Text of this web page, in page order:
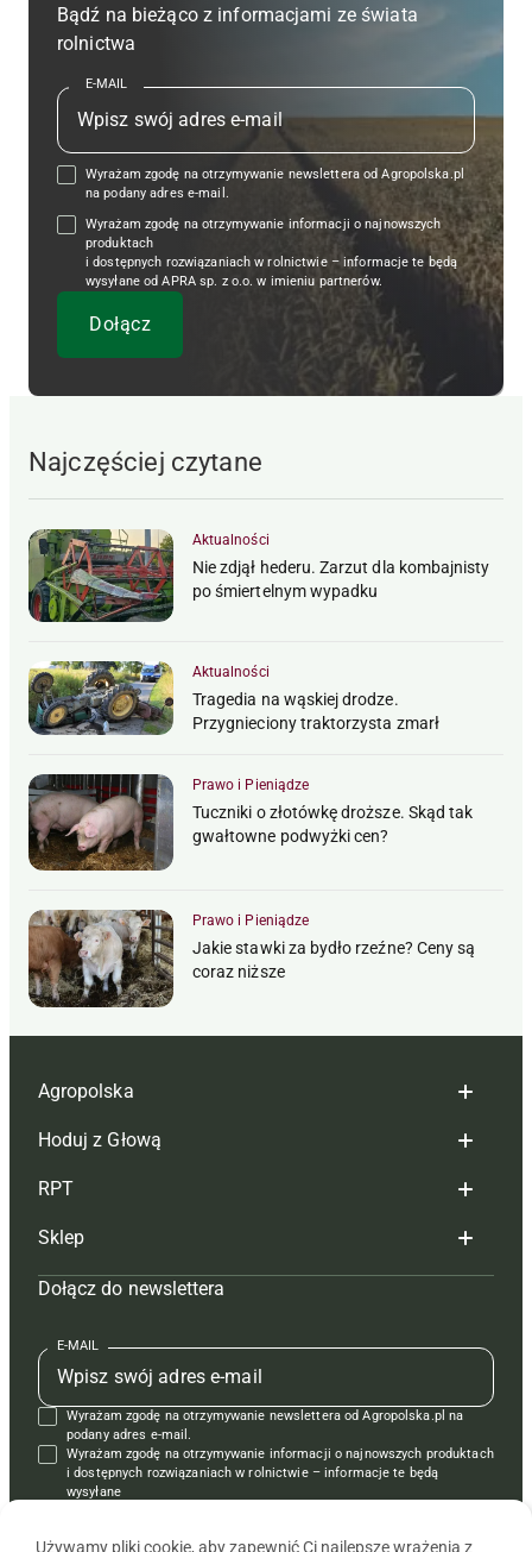
Bądź na bieżąco z informacjami ze świata
rolnictwa
E-MAIL
Wyrażam zgodę na otrzymywanie newslettera od Agropolska.pl
na podany adres e-mail.
Wyrażam zgodę na otrzymywanie informacji o najnowszych
produktach
i dostępnych rozwiązaniach w rolnictwie – informacje te będą
wysyłane od APRA sp. z o.o. w imieniu partnerów.
Najczęściej czytane
Aktualności
Nie zdjął hederu. Zarzut dla kombajnisty
po śmiertelnym wypadku
Aktualności
Tragedia na wąskiej drodze.
Przygnieciony traktorzysta zmarł
Prawo i Pieniądze
Tuczniki o złotówkę droższe. Skąd tak
gwałtowne podwyżki cen?
Prawo i Pieniądze
Jakie stawki za bydło rzeźne? Ceny są
coraz niższe
Agropolska
Redakcja
Reklama
Tagi
Mapa serwisu
Kontakt
Regulamin
Polityka prywatności
Hoduj z Głową
Hoduj z głową bydło
Hoduj z głową świnie
Prenumerata
Redakcja
Kontakt
Reklama
RPT
Redakcja
Prenumerata
Reklama
Kontakt
Krzyżówki
Sklep
Czasopisma i prenumerata
Książki
Regulamin
Dołącz do newslettera
E-MAIL
Wyrażam zgodę na otrzymywanie newslettera od Agropolska.pl na
podany adres e-mail.
Wyrażam zgodę na otrzymywanie informacji o najnowszych produktach
i dostępnych rozwiązaniach w rolnictwie – informacje te będą
wysyłane
Używamy pliki cookie, aby zapewnić Ci najlepsze wrażenia z